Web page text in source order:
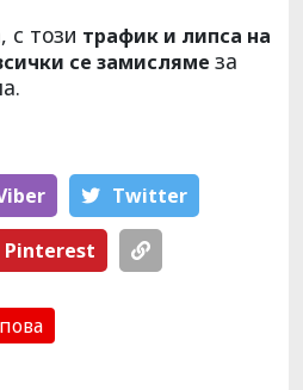
с този трафик и липса на
се замисляме за
Тwitter
Pinterest